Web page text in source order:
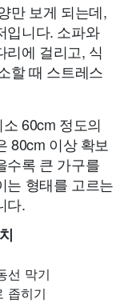
만 보게 되는데,
입니다. 소파와
리에 걸리고, 식
할 때 스트레스
60cm 정도의
80cm 이상 확보
수록 큰 가구를
는 형태를 고르는
다.
선 막기
좁히기